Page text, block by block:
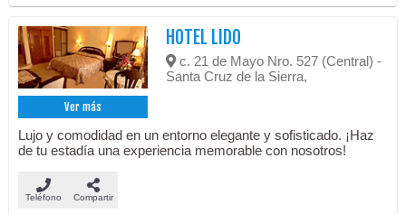
Ver más
HOTEL LIDO
c. 21 de Mayo Nro. 527 (Central) -
Santa Cruz de la Sierra,
Lujo y comodidad en un entorno elegante y sofisticado. ¡Haz
de tu estadía una experiencia memorable con nosotros!
Teléfono Compartir